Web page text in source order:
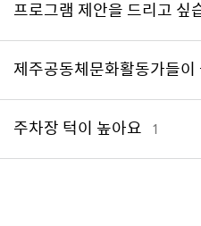
프로그램 제안을 드리고 싶
제주공동체문화활동가들
주차장 턱이 높아요 1